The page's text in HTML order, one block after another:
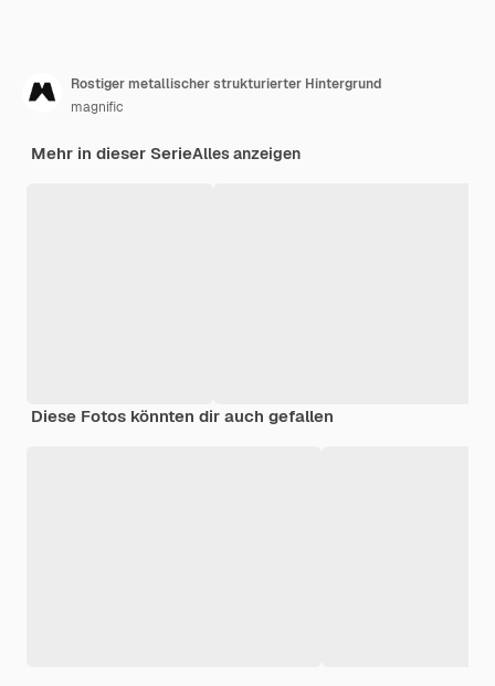
Rostiger metallischer strukturierter Hintergrund
magnific
Mehr in dieser SerieAlles anzeigen
Diese Fotos könnten dir auch gefallen